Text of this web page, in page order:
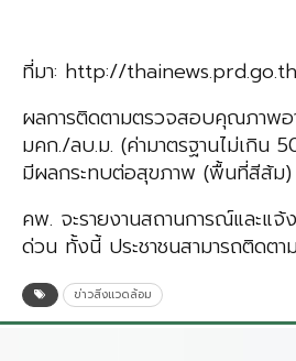
ที่มา: http://
ผลการติดตามตรวจสอบคุณภาพ
มคก./ลบ.ม. (ค่ามาตรฐานไม่เกิน
มีผลกระทบต่อสุขภาพ (พื้นที่สีส้ม)
คพ. จะรายงานสถานการณ์และแ
ด่วน ทั้งนี้ ประชาชนสามารถติดต
ข่าวสิ่งแวดล้อม